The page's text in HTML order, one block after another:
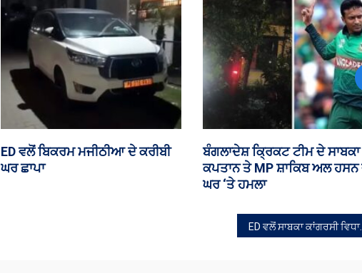
ਵਿਦੇਸ਼ੀ ਫੰਡਿੰਗ ਨਾਲ ਸਬੰਧਤ FCRA ਸੋਧ
ਬਿੱਲ ‘ਤੇ ਅੱਜ ਸੰਸਦ ‘ਚ ਚਰਚਾ ਸੰਭਵ
ਚੰਡੀਗੜ੍ਹ ਪੁਲਿਸ ਕਾਂਸਟੇਬਲ ਭਰਤੀ
ਨਿਯਮਾਂ ‘ਚ ਬਦਲਾਅ
ED ਵਲੋਂ ਸਾਬਕਾ ਕਾਂਗਰਸੀ ਵਿਧਾਇਕ ਕਿੱਕੀ ਢਿੱਲੋਂ ਤੋਂ ਪੁੱਛਗਿੱਛ